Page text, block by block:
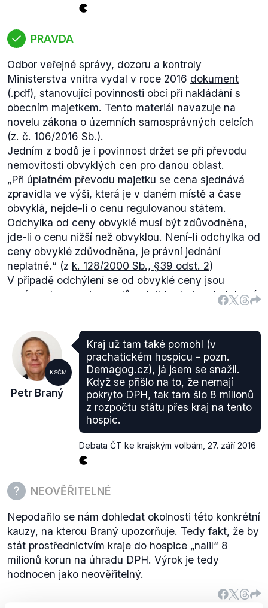
pracovat s posledním odhadem, kterým je pokles o
hodnotíme výrok jako nepravdivý.
PRAVDA
Odbor veřejné správy, dozoru a kontroly
Ministerstva vnitra vydal v roce 2016 dokument
(.pdf), stanovující povinnosti obcí při nakládání s
obecním majetkem. Tento materiál navazuje na
novelu zákona o územních samosprávných celcích
(z. č. 106/2016 Sb.).
Jedním z bodů je i povinnost držet se při převodu
nemovitosti obvyklých cen pro danou oblast.
„Při úplatném převodu majetku se cena sjednává
zpravidla ve výši, která je v daném místě a čase
obvyklá, nejde-li o cenu regulovanou státem.
Odchylka od ceny obvyklé musí být zdůvodněna,
jde-li o cenu nižší než obvyklou. Není-li odchylka od
ceny obvyklé zdůvodněna, je právní jednání
neplatné.“ (z k. 128/2000 Sb., §39 odst. 2)
V případě odchýlení se od obvyklé ceny jsou
orgány obce povinny zdůvodnit tento jev do takové
míry, aby nebyl převod označen za neplatný. Tyto
i o kupní ceně, která je zároveň odhadci stanovena
na cenu tržní.
„Pokud obec prodává bez nepodmíněného
nabídkového řízení, musí být pozemek nebo stavba
oceněna jedním nebo více nezávislými odhadci tak,
aby byla stanovena tržní hodnota na základě
obecně uznávaných tržních ukazatelů a
oceňovacích norem, přičemž takto stanovená tržní
cena je minimální prodejní cenou, která může být
dohodnuta, aniž by se jednalo o veřejnou podporu.“
(.pdf
Obce mají tedy od 1. července 2016 mj. povinnost
prodeje obecních nemovitostí za obvyklé,
respektive tržní ceny pro danou lokalitu.
KSČM
Petr Braný
Kraj už tam také pomohl (v
prachatickém hospicu - pozn.
Demagog.cz), já jsem se snažil.
Když se přišlo na to, že nemají
pokryto DPH, tak tam šlo 8 milionů
z rozpočtu státu přes kraj na tento
hospic.
Debata ČT ke krajským volbám 27. září 2016
NEOVĚŘITELNÉ
Nepodařilo se nám dohledat okolnosti této konkrétní
kauzy, na kterou Braný upozorňuje. Tedy fakt, že by
stát prostřednictvím kraje do hospice „nalil“ 8
milionů korun na úhradu DPH. Výrok je tedy
hodnocen jako neověřitelný.